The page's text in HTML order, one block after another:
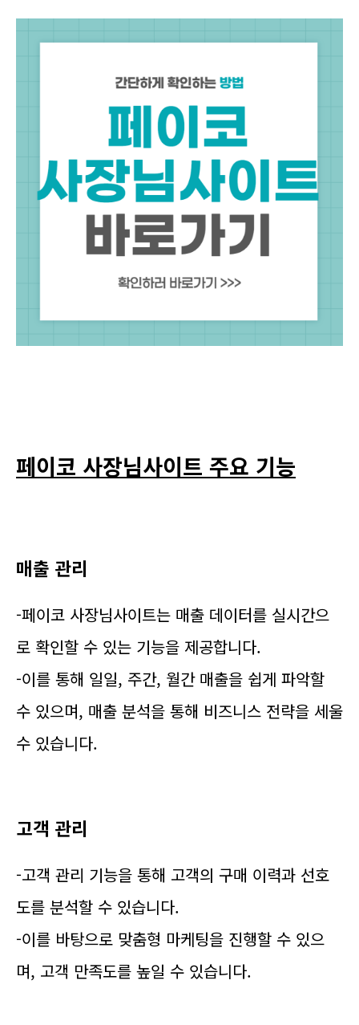
페이코 사장님사이트 주요 기능
매출 관리
-페이코 사장님사이트는 매출 데이터를 실시간으
로 확인할 수 있는 기능을 제공합니다.
-이를 통해 일일, 주간, 월간 매출을 쉽게 파악할
수 있으며, 매출 분석을 통해 비즈니스 전략을 세울
수 있습니다.
고객 관리
-고객 관리 기능을 통해 고객의 구매 이력과 선호
도를 분석할 수 있습니다.
-이를 바탕으로 맞춤형 마케팅을 진행할 수 있으
며, 고객 만족도를 높일 수 있습니다.